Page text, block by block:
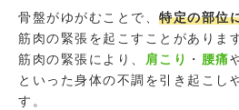
骨盤がゆがむことで、 特定の部位
筋肉の緊張を起こすことがありま
筋肉の緊張により、
肩こり ・ 腰痛
といった身体の不調を引き起こし
す。